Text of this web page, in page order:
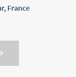
France